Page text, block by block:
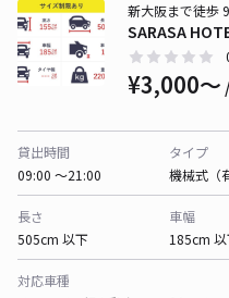
SARASA
新大阪まで徒歩
¥3,000〜
貸出時間
09:00 〜21:00
タイプ
機械式（
長さ
505cm 以下
車幅
185cm
対応車種